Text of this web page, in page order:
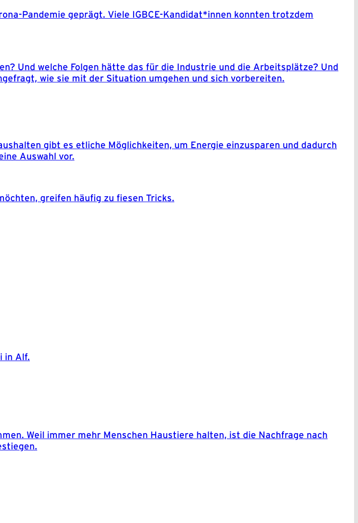
Pandemie geprägt. Viele IGBCE-Kandidat*innen konnten trotzdem
Und welche Folgen hätte das für die Industrie und die Arbeitsplätze? Und
wie sie mit der Situation umgehen und sich vorbereiten.
gibt es etliche Möglichkeiten, um Energie einzusparen und dadurch
Auswahl vor.
greifen häufig zu fiesen Tricks.
in Alf.
Weil immer mehr Menschen Haustiere halten, ist die Nachfrage nach